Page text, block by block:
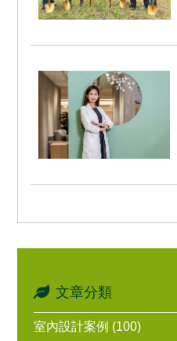
文章分類
室內設計案例 (100)